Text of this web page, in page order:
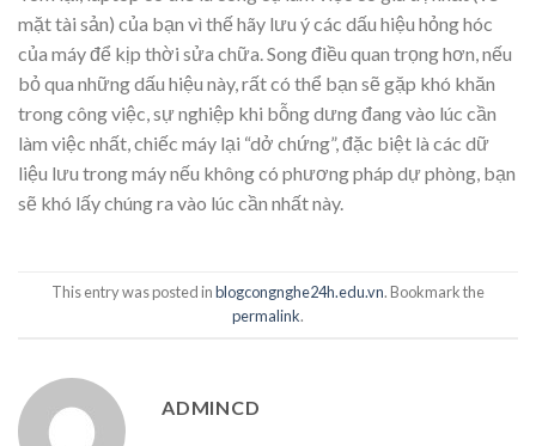
mặt tài sản) của bạn vì thế hãy lưu ý các dấu hiệu hỏng hóc
của máy để kịp thời sửa chữa. Song điều quan trọng hơn, nếu
bỏ qua những dấu hiệu này, rất có thể bạn sẽ gặp khó khăn
trong công việc, sự nghiệp khi bỗng dưng đang vào lúc cần
làm việc nhất, chiếc máy lại “dở chứng”, đặc biệt là các dữ
liệu lưu trong máy nếu không có phương pháp dự phòng, bạn
sẽ khó lấy chúng ra vào lúc cần nhất này.
This entry was posted inblogcongnghe24h.edu.vn. Bookmark the
permalink.
ADMINCD